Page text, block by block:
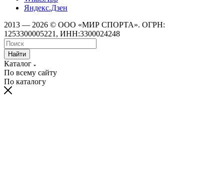
Яндекс.Дзен
2013 — 2026 © ООО «МИР СПОРТА». ОГРН:
1253300005221, ИНН:3300024248
Найти
Каталог
По всему сайту
По каталогу